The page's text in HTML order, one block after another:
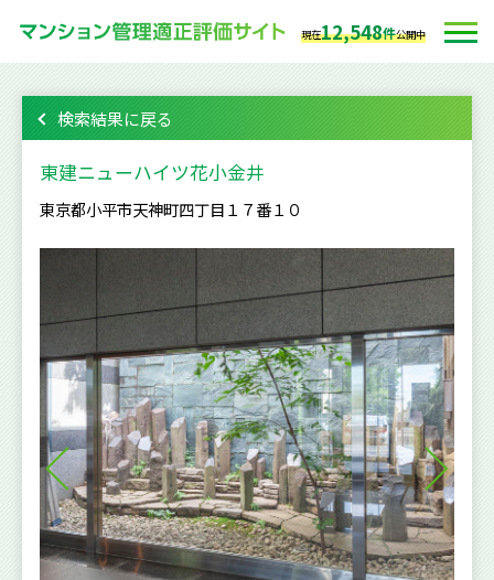
現在12,548件公開中
検索結果に戻る
東建ニューハイツ花小金井
東京都小平市天神町四丁目１７番１０